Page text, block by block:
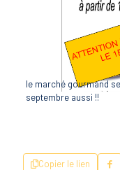
le marché gourmand
septembre aussi !!
Copier le lien